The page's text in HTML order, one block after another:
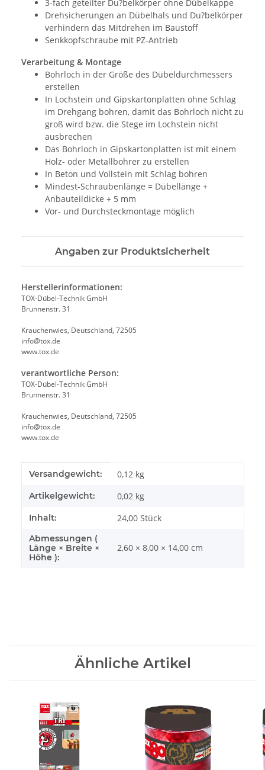
3-fach geteilter Du?belkörper ohne Dübelkappe
Drehsicherungen an Dübelhals und Du?belkörper
verhindern das Mitdrehen im Baustoff
Senkkopfschraube mit PZ-Antrieb
Verarbeitung & Montage
Bohrloch in der Größe des Dübeldurchmessers
erstellen
In Lochstein und Gipskartonplatten ohne Schlag
im Drehgang bohren, damit das Bohrloch nicht zu
groß wird bzw. die Stege im Lochstein nicht
ausbrechen
Das Bohrloch in Gipskartonplatten ist mit einem
Holz- oder Metallbohrer zu erstellen
In Beton und Vollstein mit Schlag bohren
Mindest-Schraubenlänge = Dübellänge +
Anbauteildicke + 5 mm
Vor- und Durchsteckmontage möglich
Angaben zur Produktsicherheit
Herstellerinformationen:
TOX-Dübel-Technik GmbH
Brunnenstr. 31
Krauchenwies, Deutschland, 72505
info@tox.de
www.tox.de
verantwortliche Person:
TOX-Dübel-Technik GmbH
Brunnenstr. 31
Krauchenwies, Deutschland, 72505
info@tox.de
www.tox.de
Produkteigenschaft
Wert
Versandgewicht: 0,12 kg
Artikelgewicht: 0,02 kg
Inhalt: 24,00 Stück
Abmessungen (
Länge × Breite ×
Höhe ):
2,60 × 8,00 × 14,00 cm
Ähnliche Artikel